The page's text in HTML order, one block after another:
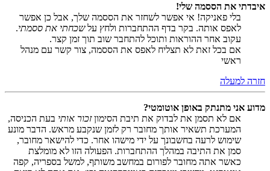
איבדתי את הססמה שלי!
בלי פאניקה! אי אפשר לשחזר את הססמה שלך, אבל כן אפשר
לאפס אותה. בקר בדף ההתחברות ולחץ עלשכחתי את ססמתי.
עקוב אחר ההוראות ותוכל להתחבר שוב תוך זמן קצר.
אם בכל זאת לא תצליח לאפס את הססמה, צור קשר עם מנהל
ראשי
חזרה למעלה
מדוע אני מתנתק באופן אוטומטי?
אם לא תסמן את לבדוק את תיבת הסימוןזכור אותי בעת הכניסה,
המערכת תשאיר אותך מחובר רק לזמן שנקבע מראש. הדבר מונע
שימוש לרעה בחשבונך על ידי מישהו אחר. כדי להישאר מחובר,
סמן את התיבה במהלך ההתחברות. הפעולה הזו לא מומלצת
כאשר אתה מחובר לפורום במחשב משותף, למשל בספריה, קפה